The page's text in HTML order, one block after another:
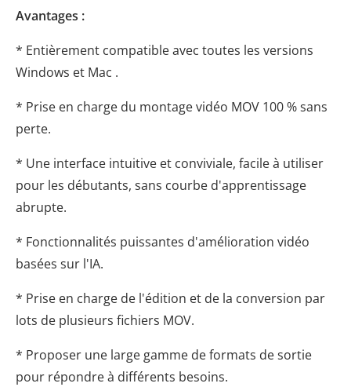
Avantages :
* Entièrement compatible avec toutes les versions
Windows et Mac .
* Prise en charge du montage vidéo MOV 100 % sans
perte.
* Une interface intuitive et conviviale, facile à utiliser
pour les débutants, sans courbe d'apprentissage
abrupte.
* Fonctionnalités puissantes d'amélioration vidéo
basées sur l'IA.
* Prise en charge de l'édition et de la conversion par
lots de plusieurs fichiers MOV.
* Proposer une large gamme de formats de sortie
pour répondre à différents besoins.